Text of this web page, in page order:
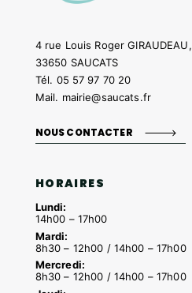
4 rue Louis Roger GIRAUDEAU,
33650 SAUCATS
Tél. 05 57 97 70 20
Mail. mairie@saucats.fr
NOUS CONTACTER
HORAIRES
Lundi:
14h00 – 17h00
Mardi:
8h30 – 12h00 / 14h00 – 17h00
Mercredi:
8h30 – 12h00 / 14h00 – 17h00